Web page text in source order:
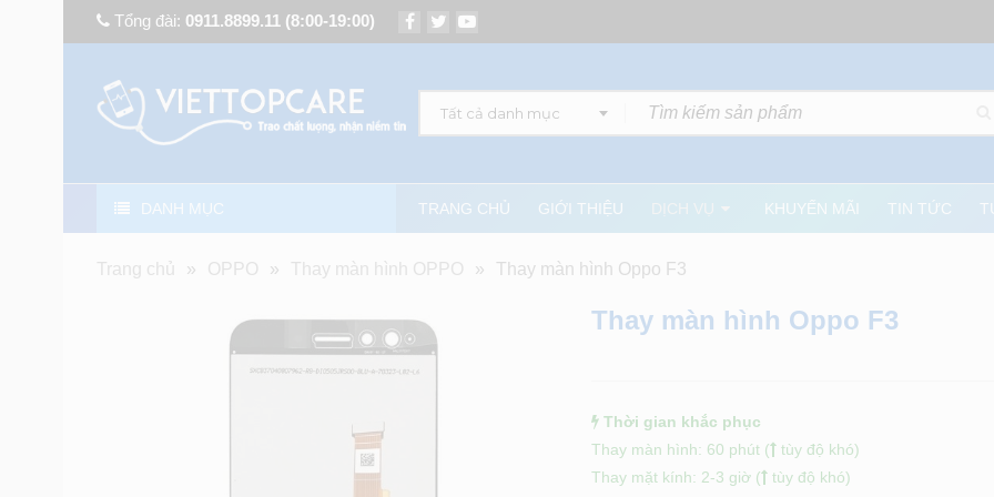
Tổng đài: 0911.8899.11 (8:00-19:00)
Tất cả danh mục
DANH MỤC TRANG CHỦ GIỚI THIỆU DỊCH VỤ KHUYẾN MÃI TIN TỨC
Trang chủ » OPPO » Thay màn hình OPPO » Thay màn hình Oppo F3
Thay màn hình Oppo F3
Thời gian khắc phục
Thay màn hình: 60 phút (
tùy độ khó)
Thay mặt kính: 2-3 giờ (
tùy độ khó)